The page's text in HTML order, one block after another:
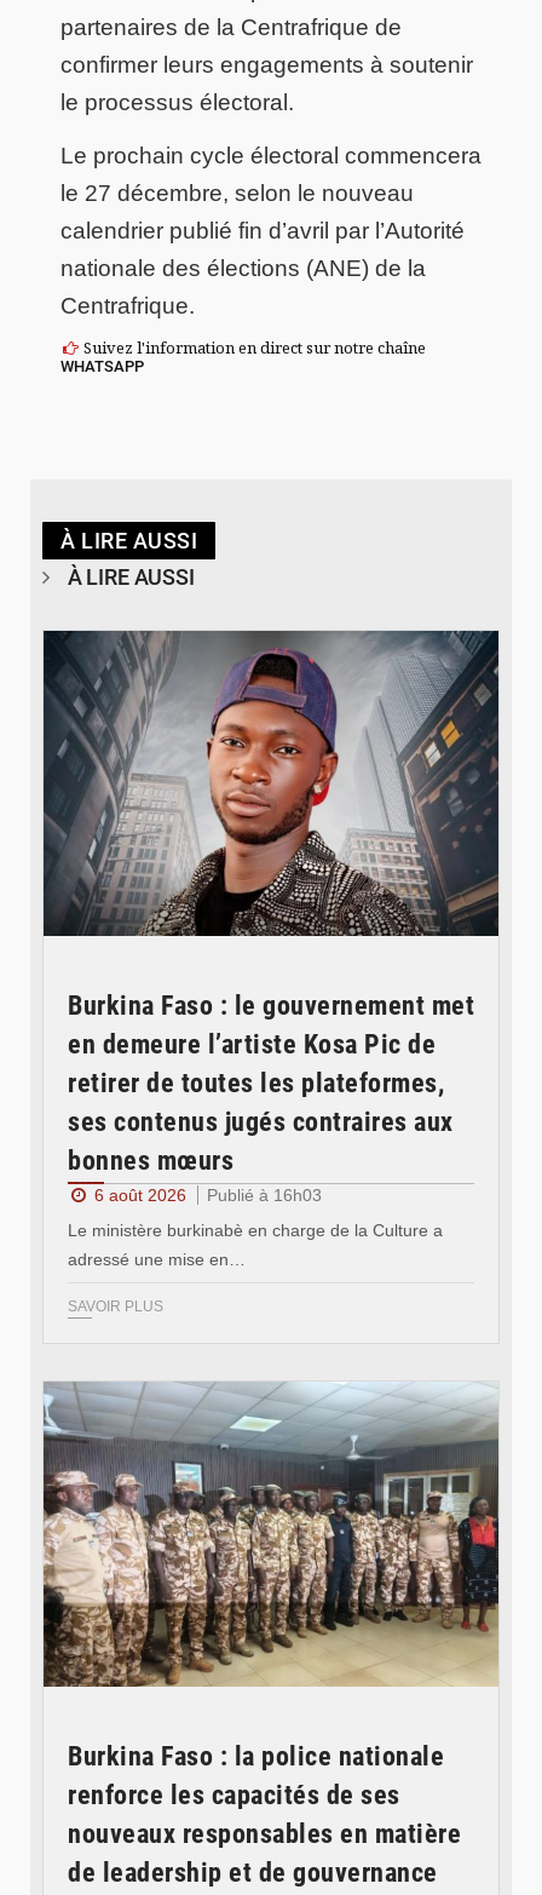
partenaires de la Centrafrique de
confirmer leurs engagements à soutenir
le processus électoral.
Le prochain cycle électoral commencera
le 27 décembre, selon le nouveau
calendrier publié fin d’avril par l’Autorité
nationale des élections (ANE) de la
Centrafrique.
Suivez l'information en direct sur notre chaîne
WHATSAPP
À LIRE AUSSI
À LIRE AUSSI
Burkina Faso : le gouvernement met
en demeure l’artiste Kosa Pic de
retirer de toutes les plateformes,
ses contenus jugés contraires aux
bonnes mœurs
6 août 2026
Publié à 16h03
Le ministère burkinabè en charge de la Culture a
adressé une mise en…
SAVOIR PLUS
Burkina Faso : la police nationale
renforce les capacités de ses
nouveaux responsables en matière
de leadership et de gouvernance